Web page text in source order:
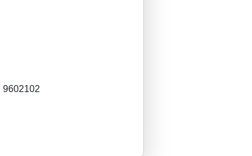
9602102